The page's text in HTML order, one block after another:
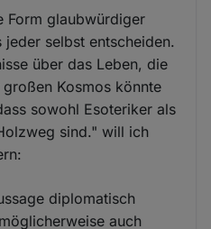
Form glaubwürdiger
selbst entscheiden.
über das Leben, die
Kosmos könnte
sowohl Esoteriker als
sind." will ich
diplomatisch
auch